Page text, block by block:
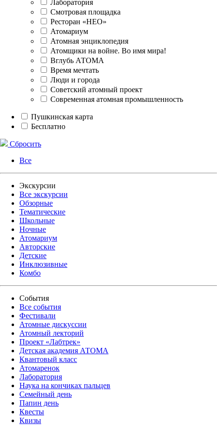
Лаборатория
Смотровая площадка
Ресторан «НЕО»
Атомариум
Атомная энциклопедия
Атомщики на войне. Во имя мира!
Вглубь АТОМА
Время мечтать
Люди и города
Советский атомный проект
Современная атомная промышленность
Пушкинская карта
Бесплатно
Сбросить
Все
Экскурсии
Все экскурсии
Обзорные
Тематические
Школьные
Ночные
Атомариум
Авторские
Детские
Инклюзивные
Комбо
События
Все события
Фестивали
Атомные дискуссии
Атомный лекторий
Проект «Лабтрек»
Детская академия АТОМА
Квантовый класс
Атомаренок
Лаборатория
Наука на кончиках пальцев
Семейный день
Папин день
Квесты
Квизы